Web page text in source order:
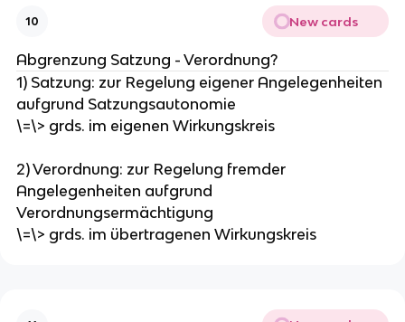
10 New cards
Abgrenzung Satzung - Verordnung?
1) Satzung: zur Regelung eigener Angelegenheiten
aufgrund Satzungsautonomie
\=\> grds. im eigenen Wirkungskreis
2) Verordnung: zur Regelung fremder
Angelegenheiten aufgrund
Verordnungsermächtigung
\=\> grds. im übertragenen Wirkungskreis